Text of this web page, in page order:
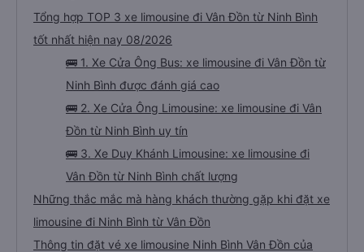
Tổng hợp TOP 3 xe limousine đi Vân Đồn từ Ninh Bình
tốt nhất hiện nay 08/2026
🚌 1. Xe Cửa Ông Bus: xe limousine đi Vân Đồn từ
Ninh Bình được đánh giá cao
🚌 2. Xe Cửa Ông Limousine: xe limousine đi Vân
Đồn từ Ninh Bình uy tín
🚌 3. Xe Duy Khánh Limousine: xe limousine đi
Vân Đồn từ Ninh Bình chất lượng
Những thắc mắc mà hàng khách thường gặp khi đặt xe
limousine đi Ninh Bình từ Vân Đồn
Thông tin đặt vé xe limousine Ninh Bình Vân Đồn của